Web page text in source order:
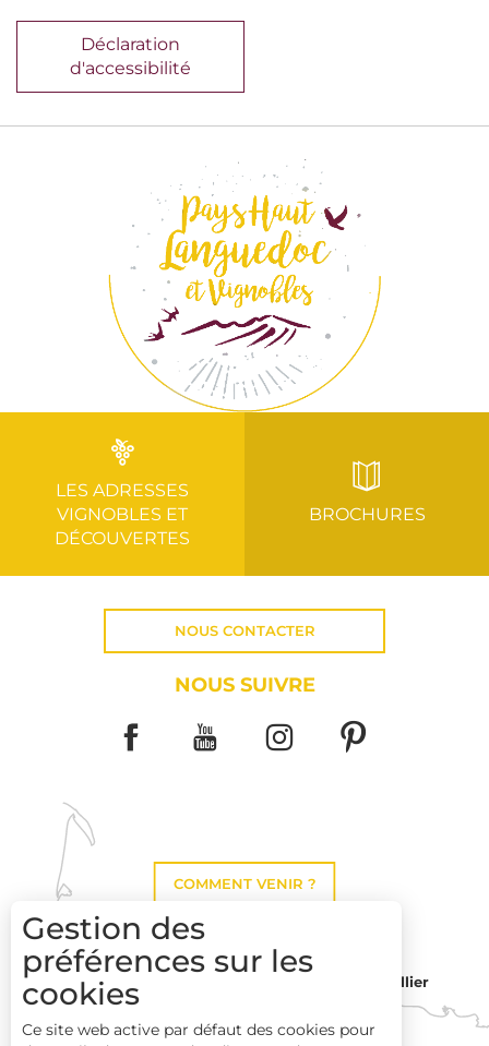
Déclaration
d'accessibilité
LES ADRESSES
VIGNOBLES ET
DÉCOUVERTES
BROCHURES
NOUS CONTACTER
NOUS SUIVRE
COMMENT VENIR ?
Montpellier
Gestion des
préférences sur les
cookies
Ce site web active par défaut des cookies pour